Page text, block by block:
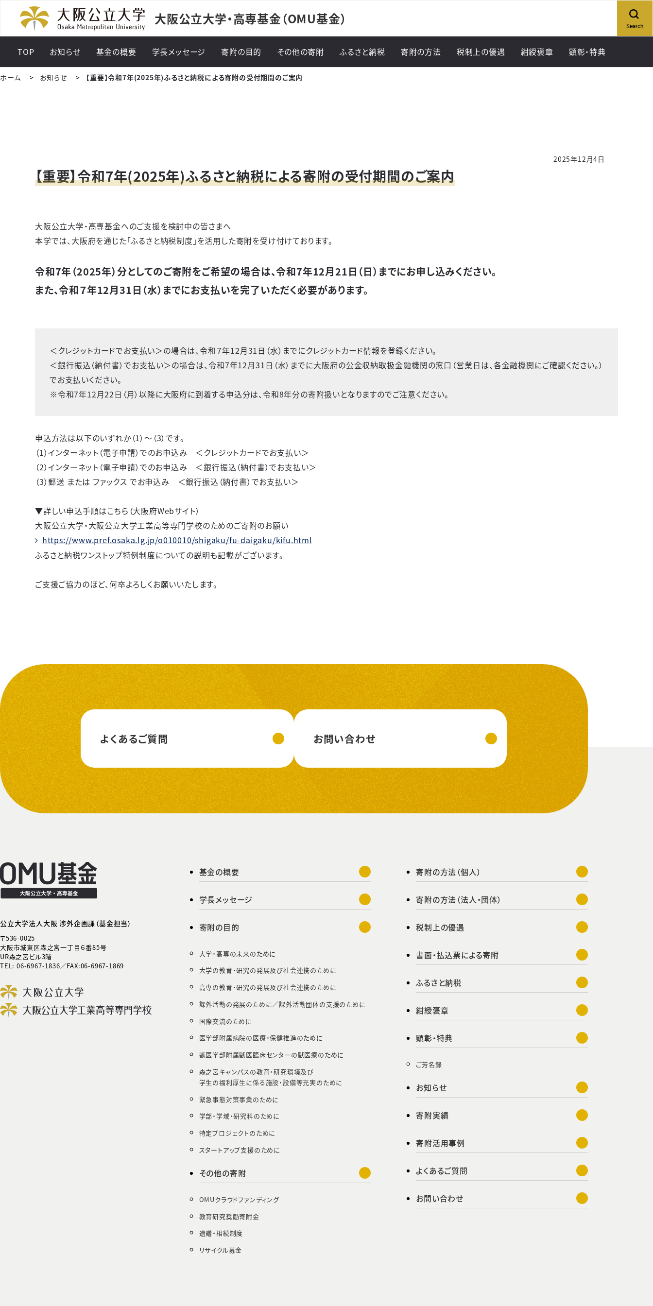
大阪公立大学・高専基金（OMU基金） Search
TOP お知らせ 基金の概要 学長メッセージ 寄附の目的 その他の寄附 ふるさと納税 寄附の方法 税制上の優遇 紺綬褒章 顕彰・特典
ホーム お知らせ 【重要】令和7年(2025年)ふるさと納税による寄附の受付期間のご案内
2025年12月4日
【重要】令和7年(2025年)ふるさと納税による寄附の受付期間のご案内
大阪公立大学・高専基金へのご支援を検討中の皆さまへ
本学では、大阪府を通じた「ふるさと納税制度」を活用した寄附を受け付けております。
令和7年（2025年）分としてのご寄附をご希望の場合は、令和7年12月21日（日）までにお申し込みください。
また、令和７年12月31日（水）までにお支払いを完了いただく必要があります。
＜クレジットカードでお支払い＞の場合は、令和７年12月31日（水）までにクレジットカード情報を登録ください。
＜銀行振込（納付書）でお支払い＞の場合は、令和7年12月31日（水）までに大阪府の公金収納取扱金融機関の窓口（営業日は、各金融機関にご確認ください。）
でお支払いください。
※令和7年12月22日（月）以降に大阪府に到着する申込分は、令和8年分の寄附扱いとなりますのでご注意ください。
申込方法は以下のいずれか（1）～（3）です。
（1）インターネット（電子申請）でのお申込み ＜クレジットカードでお支払い＞
（2）インターネット（電子申請）でのお申込み ＜銀行振込（納付書）でお支払い＞
（3）郵送 または ファックス でお申込み ＜銀行振込（納付書）でお支払い＞
▼詳しい申込手順はこちら（大阪府Webサイト）
大阪公立大学・大阪公立大学工業高等専門学校のためのご寄附のお願い
https://www.pref.osaka.lg.jp/o010010/shigaku/fu-daigaku/kifu.html
ふるさと納税ワンストップ特例制度についての説明も記載がございます。
ご支援ご協力のほど、何卒よろしくお願いいたします。
よくあるご質問 お問い合わせ
公立大学法人大阪 渉外企画課（基金担当）
〒536-0025
大阪市城東区森之宮一丁目６番85号
UR森之宮ビル3階
TEL: 06-6967-1836／FAX:06-6967-1869
基金の概要
学長メッセージ
寄附の目的
大学・高専の未来のために
大学の教育・研究の発展及び社会連携のために
高専の教育・研究の発展及び社会連携のために
課外活動の発展のために／課外活動団体の支援のために
国際交流のために
医学部附属病院の医療・保健推進のために
獣医学部附属獣医臨床センターの獣医療のために
森之宮キャンパスの教育・研究環境及び
学生の福利厚生に係る施設・設備等充実のために
緊急事態対策事業のために
学部・学域・研究科のために
特定プロジェクトのために
スタートアップ支援のために
その他の寄附
OMUクラウドファンディング
教育研究奨励寄附金
遺贈・相続制度
リサイクル募金
寄附の方法（個人）
寄附の方法（法人・団体）
税制上の優遇
書面・払込票による寄附
ふるさと納税
紺綬褒章
顕彰・特典
ご芳名録
お知らせ
寄附実績
寄附活用事例
よくあるご質問
お問い合わせ